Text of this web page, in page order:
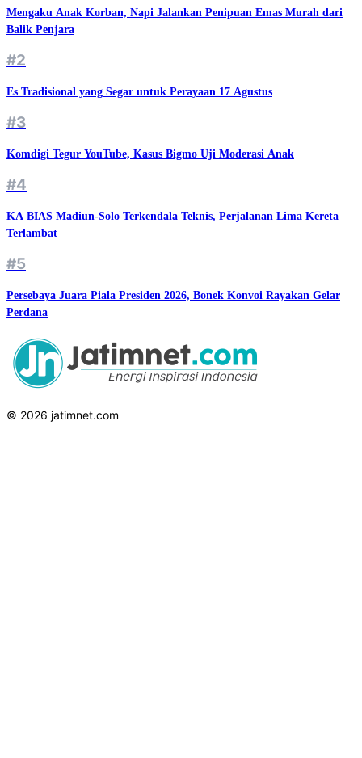
Mengaku Anak Korban, Napi Jalankan Penipuan Emas Murah dari
Balik Penjara
#2
Es Tradisional yang Segar untuk Perayaan 17 Agustus
#3
Komdigi Tegur YouTube, Kasus Bigmo Uji Moderasi Anak
#4
KA BIAS Madiun-Solo Terkendala Teknis, Perjalanan Lima Kereta
Terlambat
#5
Persebaya Juara Piala Presiden 2026, Bonek Konvoi Rayakan Gelar
Perdana
© 2026 jatimnet.com